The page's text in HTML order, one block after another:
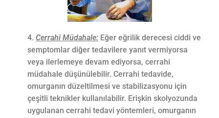
Cerrahi Müdahale: Eğer eğrilik derecesi ciddi ve
semptomlar diğer tedavilere yanıt vermiyorsa
veya ilerlemeye devam ediyorsa, cerrahi
müdahale düşünülebilir. Cerrahi tedavide,
omurganın düzeltilmesi ve stabilizasyonu için
çeşitli teknikler kullanılabilir. Erişkin skolyozunda
uygulanan cerrahi tedavi yöntemleri, omurganın